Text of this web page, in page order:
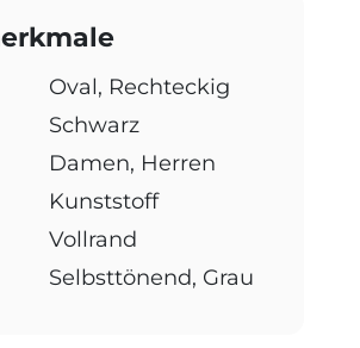
Oval, Rechteckig
Schwarz
Damen, Herren
Kunststoff
Vollrand
Selbsttönend, Grau